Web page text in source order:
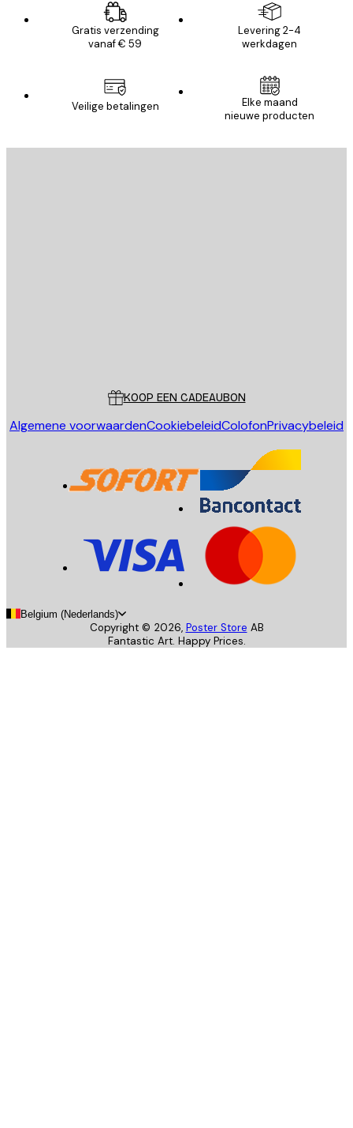
Gratis verzending
vanaf € 59
Levering 2-4
werkdagen
Veilige betalingen
Elke maand
nieuwe producten
KOOP EEN CADEAUBON
Algemene voorwaardenCookiebeleidColofonPrivacybeleid
Belgium (Nederlands)
Copyright © 2026, Poster Store AB
Fantastic Art. Happy Prices.